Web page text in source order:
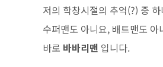
저의 학창시절의 추억(?) 중
수퍼맨도 아니요, 배트맨도 아
바로 바바리맨 입니다.